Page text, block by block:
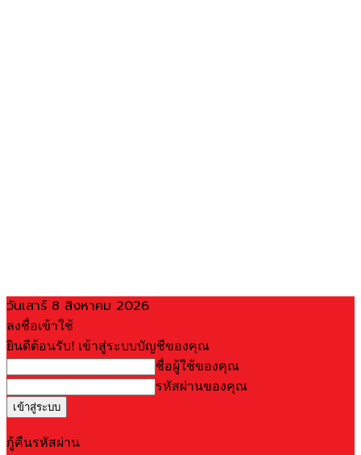
วันเสาร์ 8 สิงหาคม 2026
ลงชื่อเข้าใช้
ยินดีต้อนรับ! เข้าสู่ระบบบัญชีของคุณ
ชื่อผู้ใช้ของคุณ
รหัสผ่านของคุณ
กู้คืนรหัสผ่าน